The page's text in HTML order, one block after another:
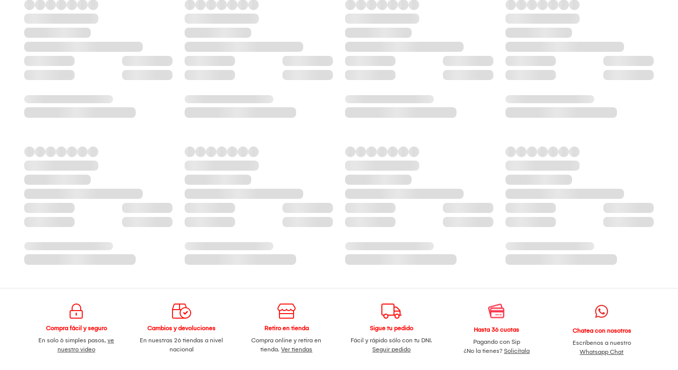
Compra fácil y seguro
En solo 6 simples pasos,ve
nuestro video
Cambios y devoluciones
En nuestras 26 tiendas a nivel
nacional
Retiro en tienda
Compra online y retira en
tienda.Ver tiendas
Sigue tu pedido
Fácil y rápido sólo con tu DNI.
Seguir pedido
Hasta 36 cuotas
Pagando con Sip
¿No la tienes? Solicítala
Chatea con nosotros
Escríbenos a nuestro
Whatsapp Chat